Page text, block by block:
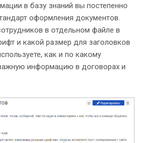
в базу знаний вы постепенно
оформления документов.
в отдельном файле в
и какой размер для заголовков
как и по какому
информацию в договорах и